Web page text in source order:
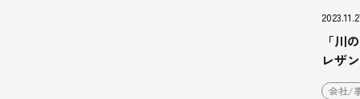
「川
レザ
会社/